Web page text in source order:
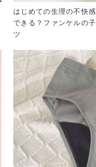
はじめての生理の不快
できる？ファンケルの
ツ